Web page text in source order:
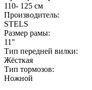
110- 125 см
Производитель:
STELS
Размер рамы:
11"
Тип передней вилки:
Жёсткая
Тип тормозов:
Ножной